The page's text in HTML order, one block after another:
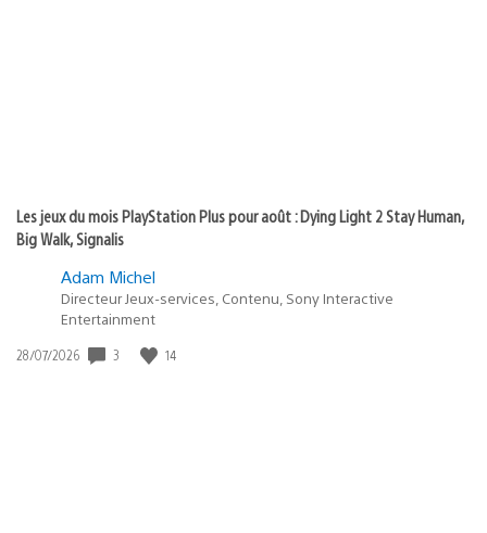
Les jeux du mois PlayStation Plus pour août : Dying Light 2 Stay Human,
Big Walk, Signalis
Adam Michel
Directeur Jeux-services, Contenu, Sony Interactive
Entertainment
Date
28/07/2026 3 14